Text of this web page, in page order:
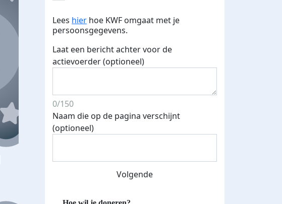
Streefbedrag verhoogd
Lees hier hoe KWF omgaat met je
persoonsgegevens.
Laat een bericht achter voor de
actievoerder (optioneel)
0/150
Naam die op de pagina verschijnt
(optioneel)
Volgende